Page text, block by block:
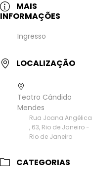
MAIS
INFORMAÇÕES
Ingresso
LOCALIZAÇÃO
Teatro Cândido
Mendes
Rua Joana Angélica
, 63, Rio de Janeiro -
Rio de Janeiro
CATEGORIAS